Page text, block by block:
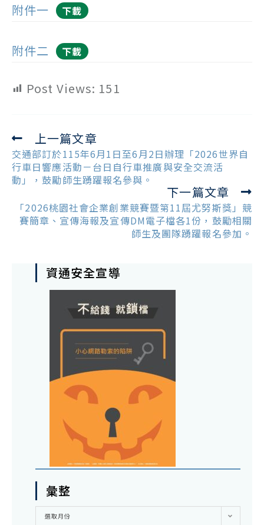
附件一 下載
附件二 下載
Post Views: 151
Read
more
articles
上一篇文章
交通部訂於115年6月1日至6月2日辦理「2026世界自
行車日響應活動－台日自行車推廣與安全交流活
動」，鼓勵師生踴躍報名參與。
下一篇文章
「2026桃園社會企業創業競賽暨第11屆尤努斯獎」競
賽簡章、宣傳海報及宣傳DM電子檔各1份，鼓勵相關
師生及團隊踴躍報名參加。
資通安全宣導
彙整
彙
選取月份